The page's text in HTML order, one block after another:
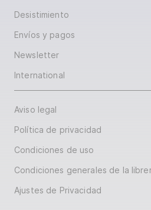
Desistimiento
Envíos y pagos
Newsletter
International
Aviso legal
Política de privacidad
Condiciones de uso
Condiciones generales de la
Ajustes de Privacidad